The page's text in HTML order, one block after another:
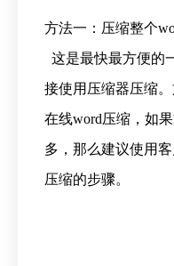
方法一：压缩整个
这是最快最方便的
接使用压缩器压缩
在线word压缩，如
多，那么建议使用
压缩的步骤。